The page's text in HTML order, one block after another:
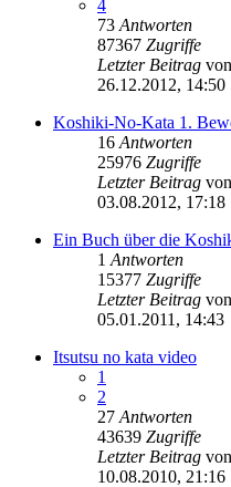
4
73 Antworten
87367 Zugriffe
Letzter Beitrag von
26.12.2012, 14:50
Koshiki-No-Kata 1.
16 Antworten
25976 Zugriffe
Letzter Beitrag von
03.08.2012, 17:18
Ein Buch über die
1 Antworten
15377 Zugriffe
Letzter Beitrag von
05.01.2011, 14:43
Itsutsu no kata video
1
2
27 Antworten
43639 Zugriffe
Letzter Beitrag von
10.08.2010, 21:16